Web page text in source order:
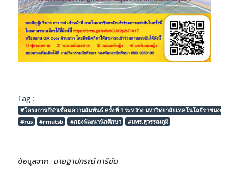
Tag :
#โครงการกีฬาเชื่อมความสัมพันธ์ ครั้งที่ 1 ระหว่าง มหาวิทยาลัยเทคโนโลยีราชมง
#rus
#rmutsb #กองพัฒนานักศึกษา #มทร.สุวรรณภูมิ
ข้อมูลจาก :นายฐาปกรณ์ คารีขัน